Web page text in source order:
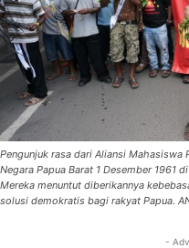
Pengunjuk rasa dari Aliansi Mahasiswa
Negara Papua Barat 1 Desember 1961
Mereka menuntut diberikannya
solusi demokratis bagi rakyat Papua.
-